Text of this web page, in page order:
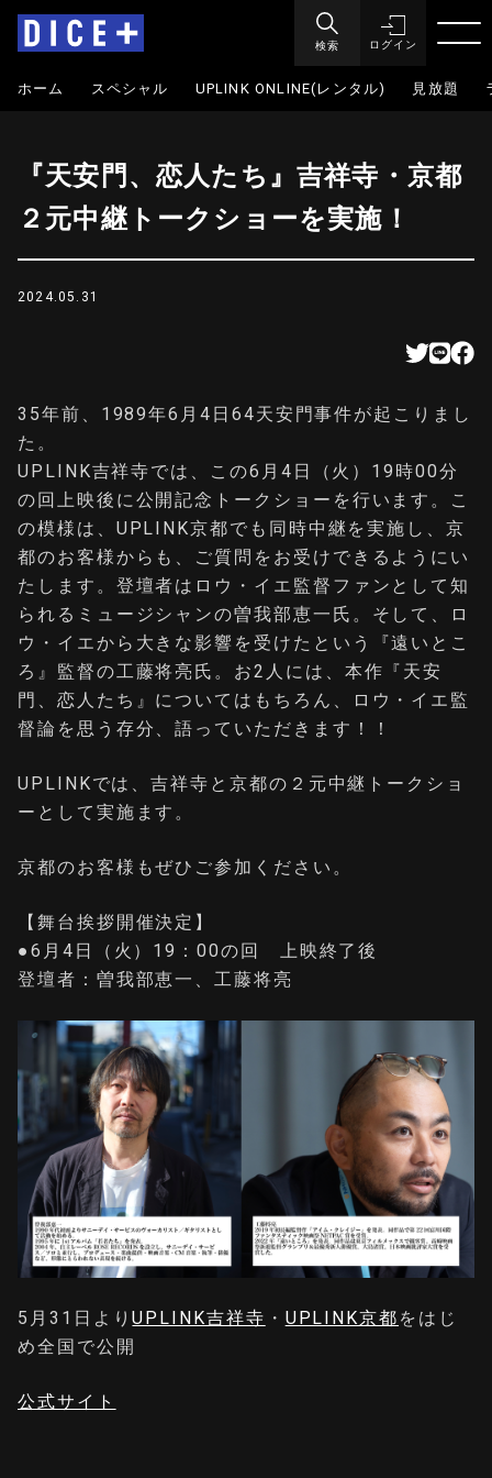
検索 ログイン
ホーム スペシャル UPLINK ONLINE(レンタル) 見放題
『天安門、恋人たち』吉祥寺・京都
２元中継トークショーを実施！
2024.05.31
35年前、1989年6月4日64天安門事件が起こりまし
た。
UPLINK吉祥寺では、この6月4日（火）19時00分
の回上映後に公開記念トークショーを行います。こ
の模様は、UPLINK京都でも同時中継を実施し、京
都のお客様からも、ご質問をお受けできるようにい
たします。登壇者はロウ・イエ監督ファンとして知
られるミュージシャンの曽我部恵一氏。そして、ロ
ウ・イエから大きな影響を受けたという『遠いとこ
ろ』監督の工藤将亮氏。お2人には、本作『天安
門、恋人たち』についてはもちろん、ロウ・イエ監
督論を思う存分、語っていただきます！！
UPLINKでは、吉祥寺と京都の２元中継トークショ
ーとして実施ます。
京都のお客様もぜひご参加ください。
【舞台挨拶開催決定】
●6月4日（火）19：00の回 上映終了後
登壇者：曽我部恵一、工藤将亮
5月31日よりUPLINK吉祥寺 ・ UPLINK京都 をはじ
め全国で公開
公式サイト